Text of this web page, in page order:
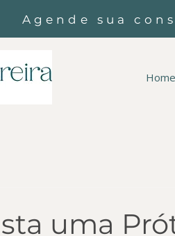
Agende sua
Home
uma